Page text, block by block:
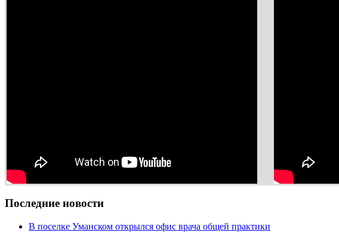
Последние новости
В поселке Уманском открылся офис врача общей практики